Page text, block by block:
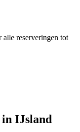
reserveringen tot
IJsland